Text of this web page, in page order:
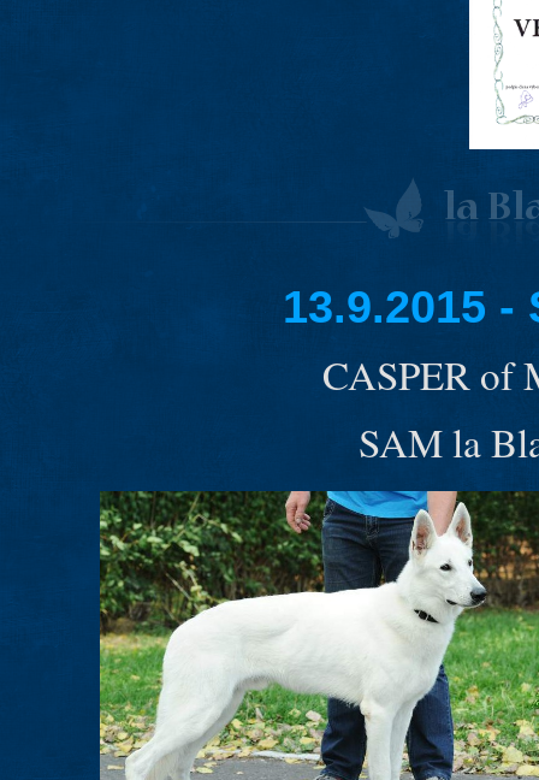
13.9.2015 -
CASPER of
SAM la